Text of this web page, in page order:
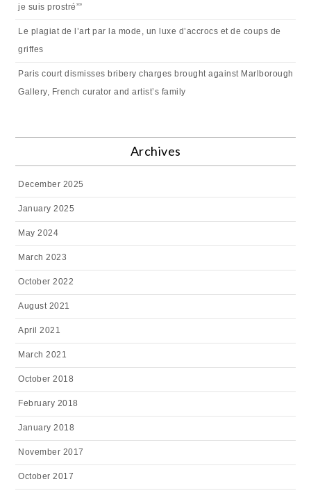
je suis prostré””
Le plagiat de l’art par la mode, un luxe d’accrocs et de coups de
griffes
Paris court dismisses bribery charges brought against Marlborough
Gallery, French curator and artist’s family
Archives
December 2025
January 2025
May 2024
March 2023
October 2022
August 2021
April 2021
March 2021
October 2018
February 2018
January 2018
November 2017
October 2017